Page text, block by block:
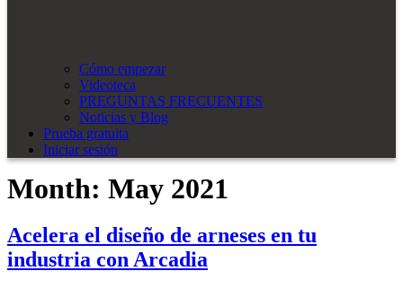
Cómo empezar
Videoteca
PREGUNTAS FRECUENTES
Noticias y Blog
Prueba gratuita
Iniciar sesión
Month: May 2021
Acelera el diseño de arneses en tu
industria con Arcadia